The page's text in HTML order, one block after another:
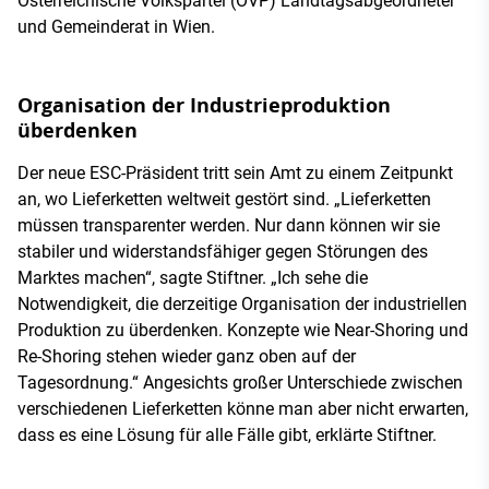
und Gemeinderat in Wien.
Organisation der Industrieproduktion
überdenken
Der neue ESC-Präsident tritt sein Amt zu einem Zeitpunkt
an, wo Lieferketten weltweit gestört sind. „Lieferketten
müssen transparenter werden. Nur dann können wir sie
stabiler und widerstandsfähiger gegen Störungen des
Marktes machen“, sagte Stiftner. „Ich sehe die
Notwendigkeit, die derzeitige Organisation der industriellen
Produktion zu überdenken. Konzepte wie Near-Shoring und
Re-Shoring stehen wieder ganz oben auf der
Tagesordnung.“ Angesichts großer Unterschiede zwischen
verschiedenen Lieferketten könne man aber nicht erwarten,
dass es eine Lösung für alle Fälle gibt, erklärte Stiftner.